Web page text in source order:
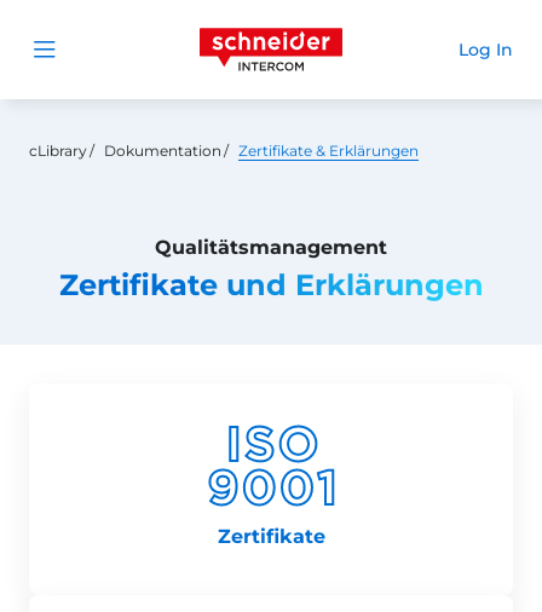
Open menu
Schneider Intercom
Log In
cLibrary Dokumentation Zertifikate & Erklärungen
Qualitätsmanagement
Zertifikate und Erklärungen
Zertifikate